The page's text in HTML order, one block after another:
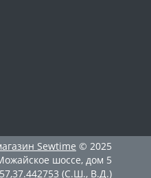
Sewtime © 2025
шоссе, дом 5
,37.442753 (С.Ш., В.Д.)